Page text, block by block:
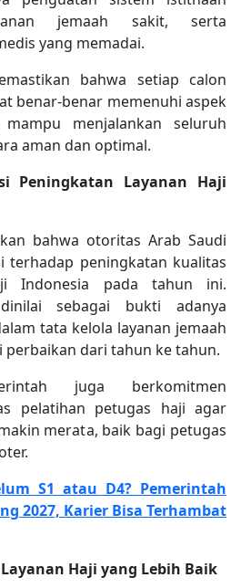
jemaah sakit, serta
yang memadai.
bahwa setiap calon
benar-benar memenuhi aspek
menjalankan seluruh
aman dan optimal.
Peningkatan Layanan Haji
bahwa otoritas Arab Saudi
terhadap peningkatan kualitas
Indonesia pada tahun ini.
sebagai bukti adanya
tata kelola layanan jemaah
dari tahun ke tahun.
juga berkomitmen
pelatihan petugas haji agar
merata, baik bagi petugas
S1 atau D4? Pemerintah
2027, Karier Bisa Terhambat
Haji yang Lebih Baik